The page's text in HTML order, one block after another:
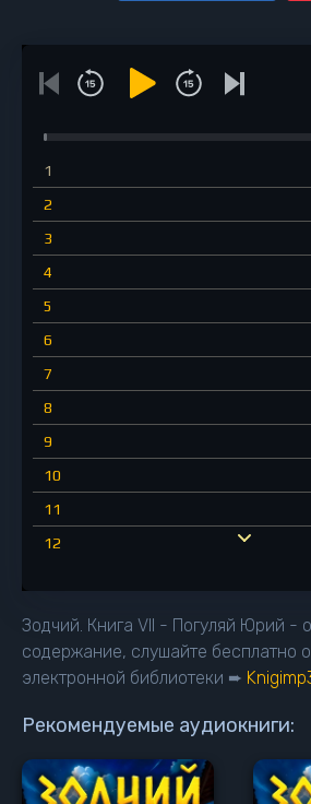
1
2
3
4
5
6
7
8
9
10
11
12
15
16
19
Зодчий. Книга VII - Погуляй Юрий -
содержание, слушайте бесплатно
электронной библиотеки ➨
Рекомендуемые аудиокниги: